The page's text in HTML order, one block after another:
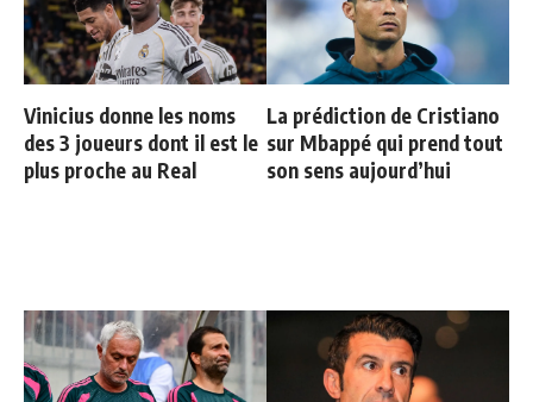
Vinicius donne les noms
des 3 joueurs dont il est le
plus proche au Real
La prédiction de Cristiano
sur Mbappé qui prend tout
son sens aujourd’hui